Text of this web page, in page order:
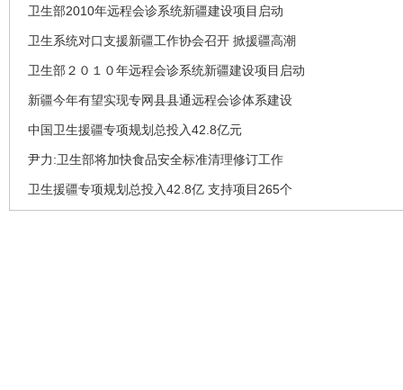
卫生部2010年远程会诊系统新疆建设项目启动
卫生系统对口支援新疆工作协会召开 掀援疆高潮
卫生部２０１０年远程会诊系统新疆建设项目启动
新疆今年有望实现专网县县通远程会诊体系建设
中国卫生援疆专项规划总投入42.8亿元
尹力:卫生部将加快食品安全标准清理修订工作
卫生援疆专项规划总投入42.8亿 支持项目265个